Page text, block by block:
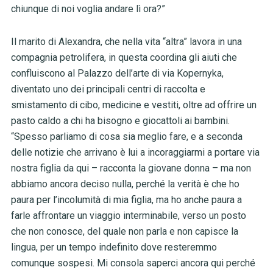
chiunque di noi voglia andare lì ora?”
Il marito di Alexandra, che nella vita “altra” lavora in una
compagnia petrolifera, in questa coordina gli aiuti che
confluiscono al Palazzo dell’arte di via Kopernyka,
diventato uno dei principali centri di raccolta e
smistamento di cibo, medicine e vestiti, oltre ad offrire un
pasto caldo a chi ha bisogno e giocattoli ai bambini.
“Spesso parliamo di cosa sia meglio fare, e a seconda
delle notizie che arrivano è lui a incoraggiarmi a portare via
nostra figlia da qui – racconta la giovane donna – ma non
abbiamo ancora deciso nulla, perché la verità è che ho
paura per l’incolumità di mia figlia, ma ho anche paura a
farle affrontare un viaggio interminabile, verso un posto
che non conosce, del quale non parla e non capisce la
lingua, per un tempo indefinito dove resteremmo
comunque sospesi. Mi consola saperci ancora qui perché